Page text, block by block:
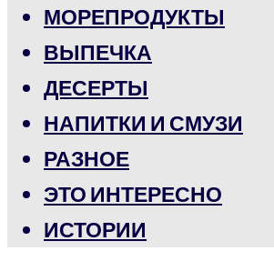
МОРЕПРОДУКТЫ
ВЫПЕЧКА
ДЕСЕРТЫ
НАПИТКИ И СМУЗИ
РАЗНОЕ
ЭТО ИНТЕРЕСНО
ИСТОРИИ